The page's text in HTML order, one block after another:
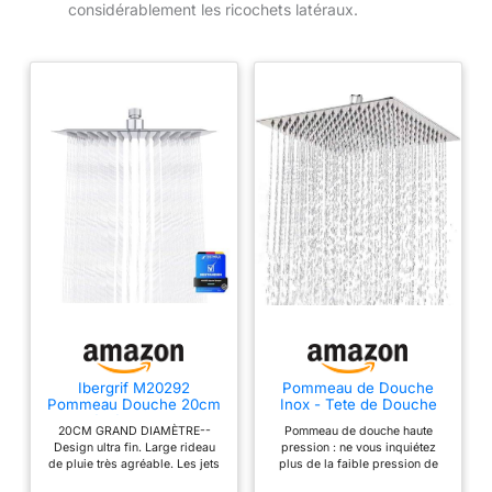
considérablement les ricochets latéraux.
Ibergrif M20292
Pommeau Douche 20cm
Carré Tête Pluie Inox
20CM GRAND DIAMÈTRE--
Design ultra fin. Large rideau
de pluie très agréable. Les jets
Pommeau de Douche
Inox - Tete de Douche
Douche Carré 30CM,
Douche Economie d'Eau
Universelle Filetage 1/2
Pommeau de douche haute
pression : ne vous inquiétez
plus de la faible pression de